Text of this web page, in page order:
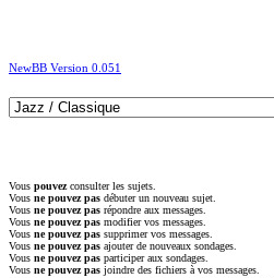
NewBB Version 0.051
Vous pouvezconsulter les sujets.
Vous ne pouvez pas débuter un nouveau sujet.
Vous ne pouvez pas répondre aux messages.
Vous ne pouvez pas modifier vos messages.
Vous ne pouvez pas supprimer vos messages.
Vous ne pouvez pas ajouter de nouveaux sondages.
Vous ne pouvez pas participer aux sondages.
Vous ne pouvez pas joindre des fichiers à vos messages.